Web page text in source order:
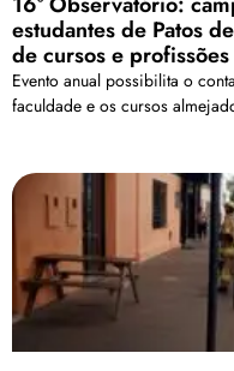
estudantes de Patos
de cursos e profissões
Evento anual possibilita o
faculdade e os cursos